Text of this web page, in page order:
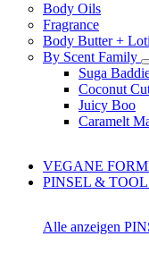
Body Oils
Fragrance
Body Butter +
By Scent Family
Suga
Coconut
Juicy Boo
Caramelt
VEGANE
PINSEL &
Alle anzeigen